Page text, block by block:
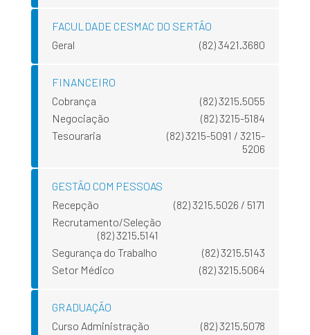
FACULDADE CESMAC DO SERTÃO
Geral
(82) 3421.3680
FINANCEIRO
Cobrança
(82) 3215.5055
Negociação
(82) 3215-5184
Tesouraria
(82) 3215-5091 / 3215-
5206
GESTÃO COM PESSOAS
Recepção
(82) 3215.5026 / 5171
Recrutamento/Seleção
(82) 3215.5141
Segurança do Trabalho
(82) 3215.5143
Setor Médico
(82) 3215.5064
GRADUAÇÃO
Curso Administração
(82) 3215.5078